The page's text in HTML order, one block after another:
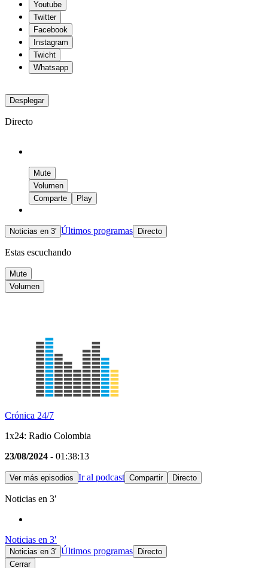
Youtube
Twitter
Facebook
Instagram
Twicht
Whatsapp
Desplegar
Directo
Mute
Volumen
Comparte
Play
Noticias en 3′ Últimos programas Directo
Estas escuchando
Mute
Volumen
Crónica 24/7
1x24: Radio Colombia
23/08/2024 - 01:38:13
Ver más episodios Ir al podcast Compartir Directo
Noticias en 3′
Noticias en 3′
Noticias en 3′ Últimos programas Directo
Cerrar